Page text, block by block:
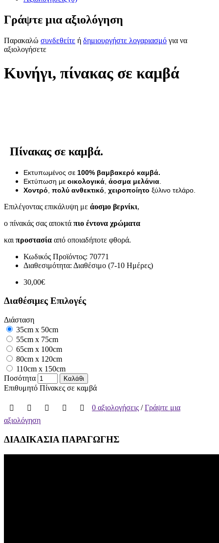
Γράψτε μια αξιολόγηση
Παρακαλώ συνδεθείτε ή δημιουργήστε λογαριασμό για να
αξιολογήσετε
Κυνήγι, πίνακας σε καμβά
Πίνακας σε καμβά.
Εκτυπωμένος σε 100% βαμβακερό καμβά.
Εκτύπωση με οικολογικά άοσμα μελάνια
Χοντρό πολύ ανθεκτικό χειροποίητο ξύλινο τελάρο.
Επιλέγοντας επικάλυψη με άοσμο βερνίκι,
ο πίνακάς σας αποκτά πιο έντονα χρώματα
και προστασία από οποιαδήποτε φθορά.
Κωδικός Προϊόντος: 70771
Διαθεσιμότητα: Διαθέσιμο (7-10 Ημέρες)
30,00€
Διαθέσιμες Επιλογές
Διάσταση
35cm x 50cm
55cm x 75cm
65cm x 100cm
80cm x 120cm
110cm x 150cm
Ποσότητα
Καλάθι
Επιθυμητό Πίνακες σε καμβά
0 αξιολογήσεις /Γράψτε μια
αξιολόγηση
ΔΙΑΔΙΚΑΣΙΑ ΠΑΡΑΓΩΓΗΣ